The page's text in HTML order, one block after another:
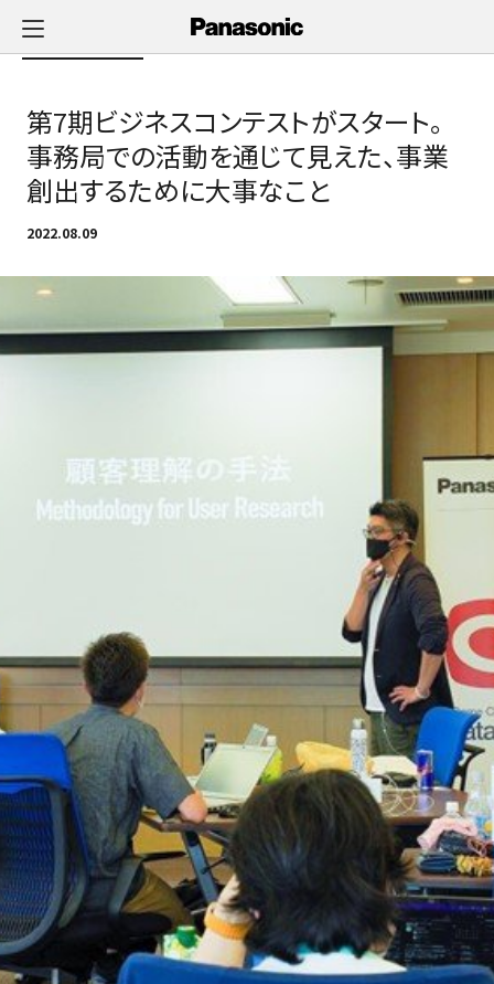
キ
プ
第7期ビジネスコンテストがスタート。
事務局での活動を通じて見えた、事業
創出するために大事なこと
2022.08.09